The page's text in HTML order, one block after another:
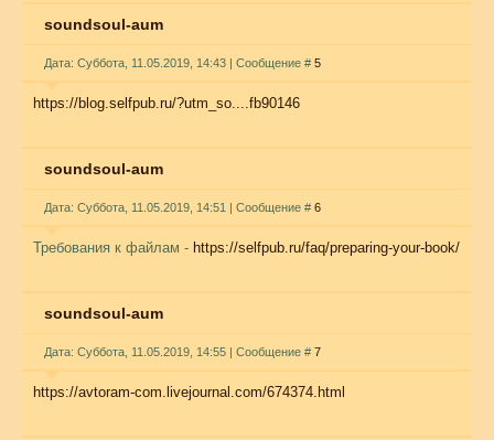
soundsoul-aum
Дата: Суббота, 11.05.2019, 14:43 | Сообщение # 5
https://blog.selfpub.ru/?utm_so....fb90146
soundsoul-aum
Дата: Суббота, 11.05.2019, 14:51 | Сообщение # 6
Требования к файлам - https://selfpub.ru/faq/preparing-your-book/
soundsoul-aum
Дата: Суббота, 11.05.2019, 14:55 | Сообщение # 7
https://avtoram-com.livejournal.com/674374.html